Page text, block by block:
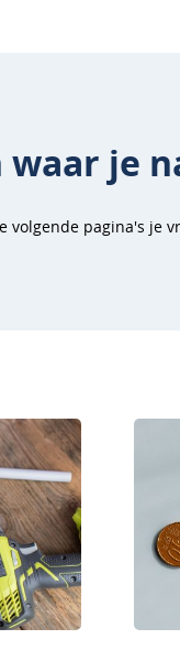
je
volgende pagina's je